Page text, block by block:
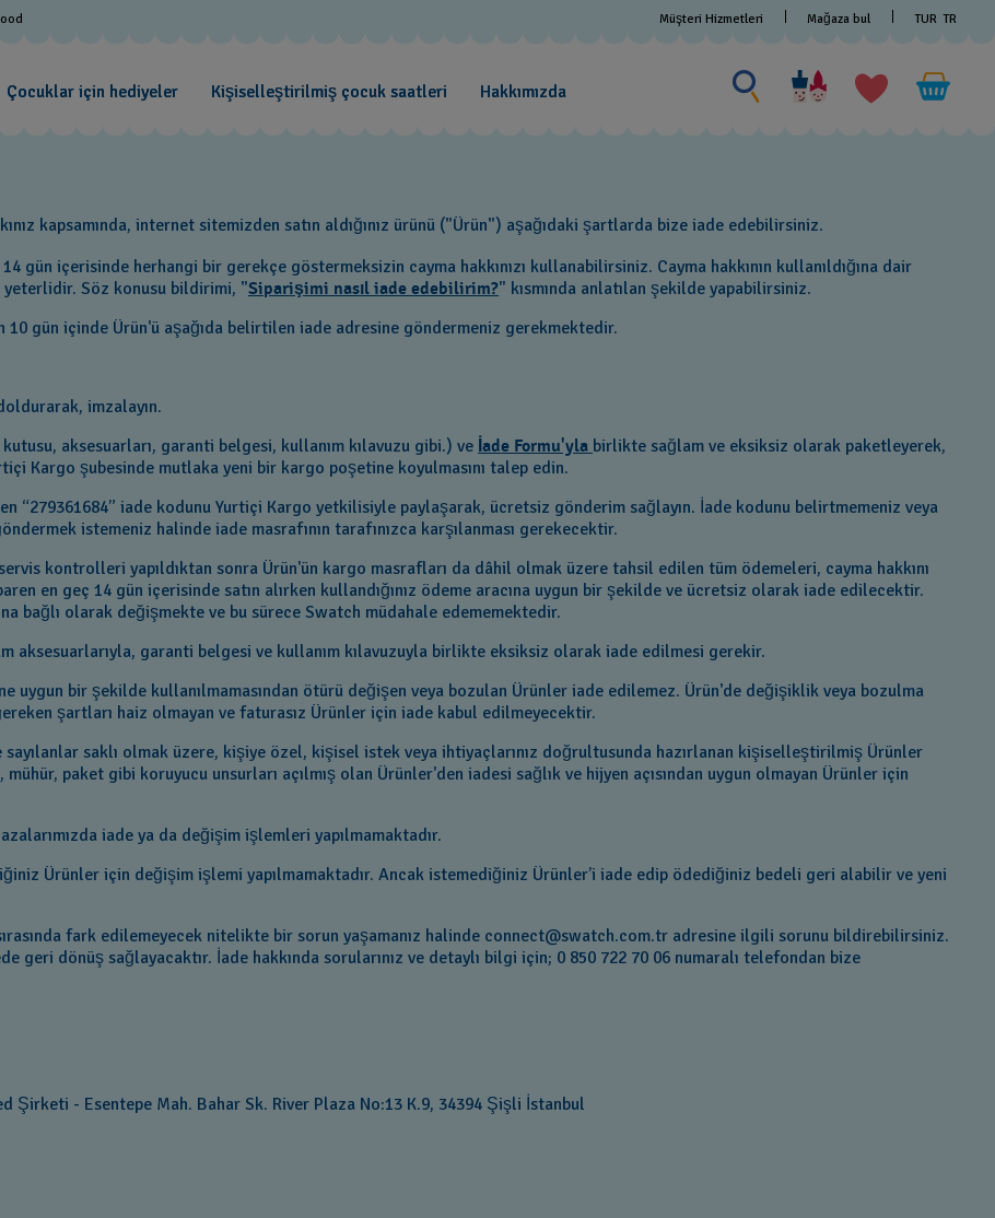
Müşteri Hizmetleri Mağaza bul TUR TR
Çocuklar için hediyeler Kişiselleştirilmiş çocuk saatleri Hakkımızda
Bir
şey
ara
kapsamında, internet sitemizden satın aldığınız ürünü ("Ürün") aşağıdaki şartlarda bize iade edebilirsiniz.
gün içerisinde herhangi bir gerekçe göstermeksizin cayma hakkınızı kullanabilirsiniz. Cayma hakkının kullanıldığına dair
Söz konusu bildirimi, "Siparişimi nasıl iade edebilirim?" kısmında anlatılan şekilde yapabilirsiniz.
10 gün içinde Ürün'ü aşağıda belirtilen iade adresine göndermeniz gerekmektedir.
imzalayın.
aksesuarları, garanti belgesi, kullanım kılavuzu gibi.) ve İade Formu'yla birlikte sağlam ve eksiksiz olarak paketleyerek,
Kargo şubesinde mutlaka yeni bir kargo poşetine koyulmasını talep edin.
“279361684” iade kodunu Yurtiçi Kargo yetkilisiyle paylaşarak, ücretsiz gönderim sağlayın. İade kodunu belirtmemeniz veya
istemeniz halinde iade masrafının tarafınızca karşılanması gerekecektir.
kontrolleri yapıldıktan sonra Ürün'ün kargo masrafları da dâhil olmak üzere tahsil edilen tüm ödemeleri, cayma hakkını
en geç 14 gün içerisinde satın alırken kullandığınız ödeme aracına uygun bir şekilde ve ücretsiz olarak iade edilecektir.
bağlı olarak değişmekte ve bu sürece Swatch müdahale edememektedir.
aksesuarlarıyla, garanti belgesi ve kullanım kılavuzuyla birlikte eksiksiz olarak iade edilmesi gerekir.
uygun bir şekilde kullanılmamasından ötürü değişen veya bozulan Ürünler iade edilemez. Ürün'de değişiklik veya bozulma
şartları haiz olmayan ve faturasız Ürünler için iade kabul edilmeyecektir.
saklı olmak üzere, kişiye özel, kişisel istek veya ihtiyaçlarınız doğrultusunda hazırlanan kişiselleştirilmiş Ürünler
paket gibi koruyucu unsurları açılmış olan Ürünler'den iadesi sağlık ve hijyen açısından uygun olmayan Ürünler için
iade ya da değişim işlemleri yapılmamaktadır.
Ürünler için değişim işlemi yapılmamaktadır. Ancak istemediğiniz Ürünler’i iade edip ödediğiniz bedeli geri alabilir ve yeni
fark edilemeyecek nitelikte bir sorun yaşamanız halinde connect@swatch.com.tr adresine ilgili sorunu bildirebilirsiniz.
geri dönüş sağlayacaktır. İade hakkında sorularınız ve detaylı bilgi için; 0 850 722 70 06 numaralı telefondan bize
- Esentepe Mah. Bahar Sk. River Plaza No:13 K.9, 34394 Şişli İstanbul